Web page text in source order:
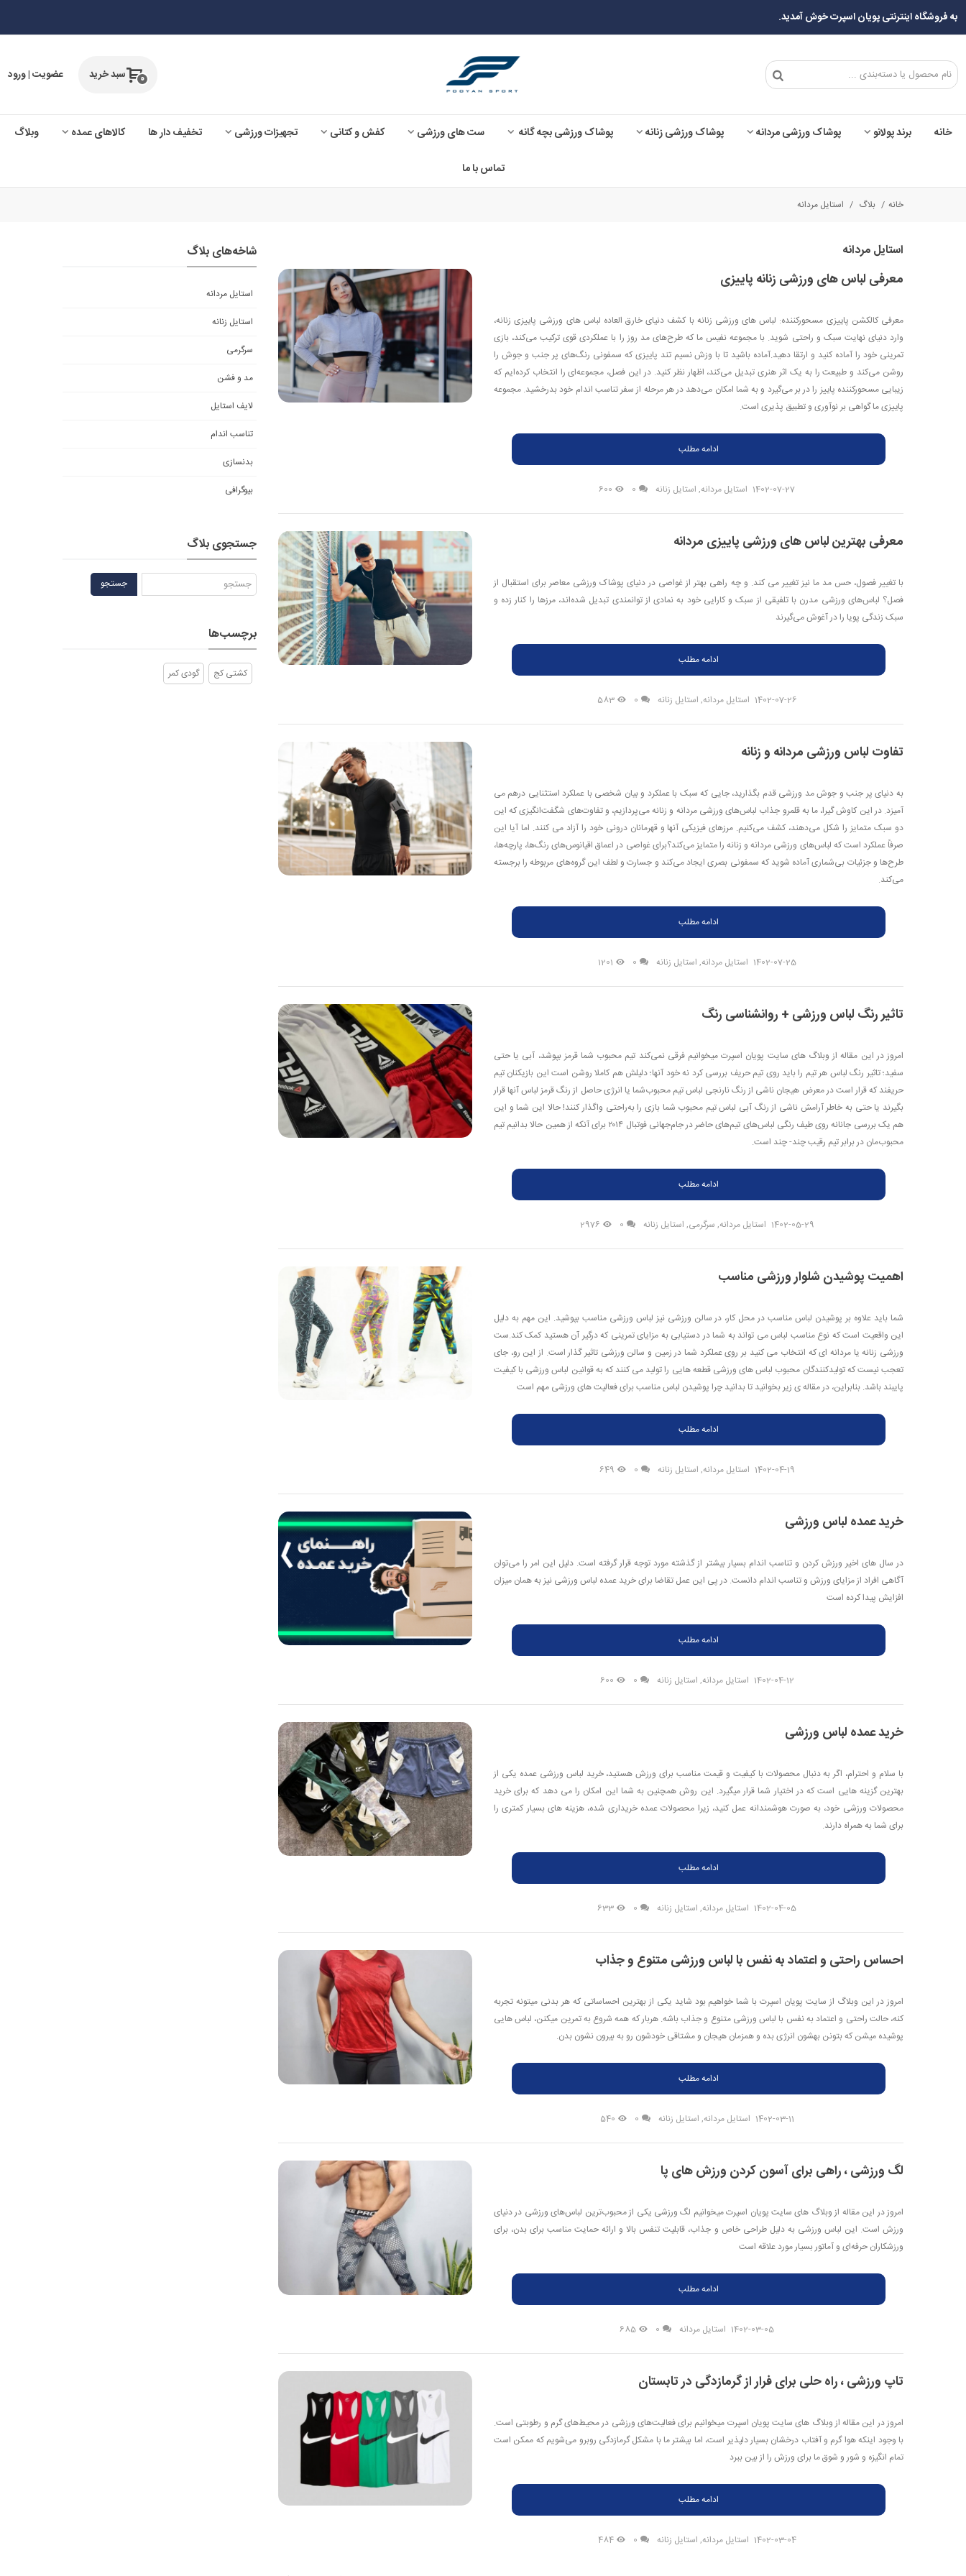
به فروشگاه اینترنتی پویان اسپرت خوش آمدید.
عضویت | ورود 0 سبد خرید
خانه برند پولانو پوشاک ورزشی مردانه پوشاک ورزشی زنانه پوشاک ورزشی بچه گانه ست های ورزشی کفش و کتانی تجهیزات ورزشی تخفیف دار ها کالاهای عمده وبلاگ
تماس با ما
خانه / بلاگ / استایل مردانه
استایل مردانه
معرفی لباس های ورزشی زنانه پاییزی
معرفی کالکشن پاییزی مسحورکننده: لباس های ورزشی زنانه با کشف دنیای خارق العاده لباس های ورزشی پاییزی زنانه،
وارد دنیای نهایت سبک و راحتی شوید. با مجموعه نفیس ما که طرح‌های مد روز را با عملکردی قوی ترکیب می‌کند، بازی
تمرینی خود را آماده کنید و ارتقا دهید.آماده باشید تا با وزش نسیم تند پاییزی که سمفونی رنگ‌های پر جنب و جوش را
روشن می‌کند و طبیعت را به یک اثر هنری تبدیل می‌کند، اظهار نظر کنید. در این فصل، مجموعه‌ای را انتخاب کرده‌ایم که
زیبایی مسحورکننده پاییز را در بر می‌گیرد و به شما امکان می‌دهد در هر مرحله از سفر تناسب اندام خود بدرخشید. مجموعه
پاییزی ما گواهی بر نوآوری و تطبیق پذیری است.
ادامه مطلب
1402-07-27 استایل مردانه, استایل زنانه 0
600
معرفی بهترین لباس های ورزشی پاییزی مردانه
با تغییر فصول، حس مد ما نیز تغییر می کند. و چه راهی بهتر از غواصی در دنیای پوشاک ورزشی معاصر برای استقبال از
فصل؟ لباس‌های ورزشی مدرن با تلفیقی از سبک و کارایی خود به نمادی از توانمندی تبدیل شده‌اند، مرزها را کنار زده و
سبک زندگی پویا را در آغوش می‌گیرند
ادامه مطلب
1402-07-26 استایل مردانه, استایل زنانه 0
583
تفاوت لباس ورزشی مردانه و زنانه
به دنیای پر جنب و جوش مد ورزشی قدم بگذارید، جایی که سبک با عملکرد و بیان شخصی با عملکرد استثنایی درهم می
آمیزد. در این کاوش گیرا، ما به قلمرو جذاب لباس‌های ورزشی مردانه و زنانه می‌پردازیم، و تفاوت‌های شگفت‌انگیزی که این
دو سبک متمایز را شکل می‌دهند، کشف می‌کنیم. مرزهای فیزیکی آنها و قهرمانان درونی خود را آزاد می کنند. اما آیا این
صرفاً عملکرد است که لباس‌های ورزشی مردانه و زنانه را متمایز می‌کند؟برای غواصی در اعماق اقیانوس‌های رنگ‌ها، پارچه‌ها،
طرح‌ها و جزئیات بی‌شماری آماده شوید که سمفونی بصری ایجاد می‌کند و جسارت و لطف این گروه‌های مربوطه را برجسته
می‌کند.
ادامه مطلب
1402-07-25 استایل مردانه, استایل زنانه 0
1201
تاثیر رنگ لباس ورزشی + روانشناسی رنگ
امروز در این مقاله از وبلاگ های سایت پویان اسپرت میخوانیم فرقی نمی‌کند تیم محبوب شما قرمز بپوشد، آبی یا حتی
سفید؛ تاثیر رنگ لباس هر تیم را باید روی تیم حریف بررسی کرد نه خود آنها؛ دلیلش هم کاملا روشن است این بازیکنان تیم
حریفند که قرار است در معرض هیجان ناشی از رنگ نارنجی لباس تیم محبوب‌شما یا انرژی حاصل از رنگ قرمز لباس آنها قرار
بگیرند یا حتی به خاطر آرامش ناشی از رنگ آبی لباس تیم محبوب شما بازی را به‌راحتی واگذار کنند! حالا این شما و این
هم یک بررسی جانانه روی طیف‌ رنگی لباس‌های تیم‌های حاضر در جام‌جهانی فوتبال ۲۰۱۴ برای آنکه از همین حالا بدانیم تیم
محبوب‌مان در برابر تیم رقیب چند- چند است.
ادامه مطلب
1402-05-29 استایل مردانه, سرگرمی, استایل زنانه 0
2976
اهمیت پوشیدن شلوار ورزشی مناسب
شما باید علاوه بر پوشیدن لباس مناسب در محل کار، در سالن ورزشی نیز لباس ورزشی مناسب بپوشید. این مهم به دلیل
این واقعیت است که نوع مناسب لباس می تواند به شما در دستیابی به مزایای تمرینی که درگیر آن هستید کمک کند.ست
ورزشی زنانه یا مردانه ای که انتخاب می کنید بر روی عملکرد شما در زمین و سالن ورزشی تاثیر گذار است. از این رو، جای
تعجب نیست که تولیدکنندگان محبوب لباس های ورزشی قطعه هایی را تولید می کنند که به قوانین لباس ورزشی با کیفیت
پایبند باشد. بنابراین، در مقاله ی زیر بخوانید تا بدانید چرا پوشیدن لباس مناسب برای فعالیت های ورزشی مهم است
ادامه مطلب
1402-04-19 استایل مردانه, استایل زنانه 0
649
خرید عمده لباس ورزشی
در سال های اخیر ورزش کردن و تناسب اندام بسیار بیشتر از گذشته مورد توجه قرار گرفته است. دلیل این امر را می‌توان
آگاهی افراد از مزایای ورزش و تناسب اندام دانست‌. در پی این عمل تقاضا برای خرید عمده لباس ورزشی نیز به همان میزان
افزایش پیدا کرده است
ادامه مطلب
1402-04-12 استایل مردانه, استایل زنانه 0
600
خرید عمده لباس ورزشی
با سلام و احترام، اگر به دنبال محصولات با کیفیت و قیمت مناسب برای ورزش هستید، خرید لباس ورزشی عمده یکی از
بهترین گزینه هایی است که در اختیار شما قرار میگیرد. این روش همچنین به شما این امکان را می دهد که برای خرید
محصولات ورزشی خود، به صورت هوشمندانه عمل کنید، زیرا محصولات عمده خریداری شده، هزینه های بسیار کمتری را
برای شما به همراه دارند.
ادامه مطلب
1402-04-05 استایل مردانه, استایل زنانه 0
633
احساس راحتی و اعتماد به نفس با لباس ورزشی متنوع و جذاب
امروز در این وبلاگ از سایت پویان اسپرت با شما خواهیم بود شاید یکی از بهترین احساساتی که هر بدنی میتونه تجربه
کنه، حالت راحتی و اعتماد به نفس با لباس ورزشی متنوع و جذاب باشه. هربار که همه شروع به تمرین میکنن، لباس هایی
پوشیده میشن که بتونن بهشون انرژی بده و همزمان هیجان و مشتاقی خودشون رو به بیرون نشون بدن.
ادامه مطلب
1402-03-11 استایل مردانه, استایل زنانه 0
540
لگ ورزشی ، راهی برای آسون کردن ورزش های پا
امروز در این مقاله از وبلاگ های سایت پویان اسپرت میخوانیم لگ ورزشی یکی از محبوب‌ترین لباس‌های ورزشی در دنیای
ورزش است. این لباس ورزشی به دلیل طراحی خاص و جذاب، قابلیت تنفس بالا و ارائه حمایت مناسب برای بدن، برای
ورزشکاران حرفه‌ای و آماتور بسیار مورد علاقه است
ادامه مطلب
1402-03-05 استایل مردانه 0
685
تاپ ورزشی ، راه حلی برای فرار از گرمازدگی در تابستان
امروز در این مقاله از وبلاگ های سایت پویان اسپرت میخوانیم برای فعالیت‌های ورزشی در محیط‌های گرم و رطوبتی است.
با وجود اینکه هوا گرم و آفتاب درخشان بسیار دلپذیر است، اما بیشتر ما با مشکل گرمازدگی روبرو می‌شویم که ممکن است
تمام انگیزه و شور و شوق ما برای ورزش را از بین ببرد
ادامه مطلب
1402-03-04 استایل مردانه, استایل زنانه 0
484
شاخه‌های بلاگ
استایل مردانه
استایل زنانه
سرگرمی
مد و فشن
لایف استایل
تناسب اندام
بدنسازی
بیوگرافی
جستجوی بلاگ
جستجو
برچسب‌ها
کشتی کج گودی کمر